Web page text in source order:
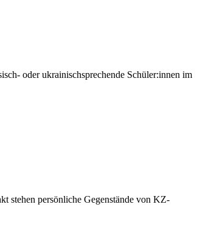
oder ukrainischsprechende Schüler:innen im
stehen persönliche Gegenstände von KZ-